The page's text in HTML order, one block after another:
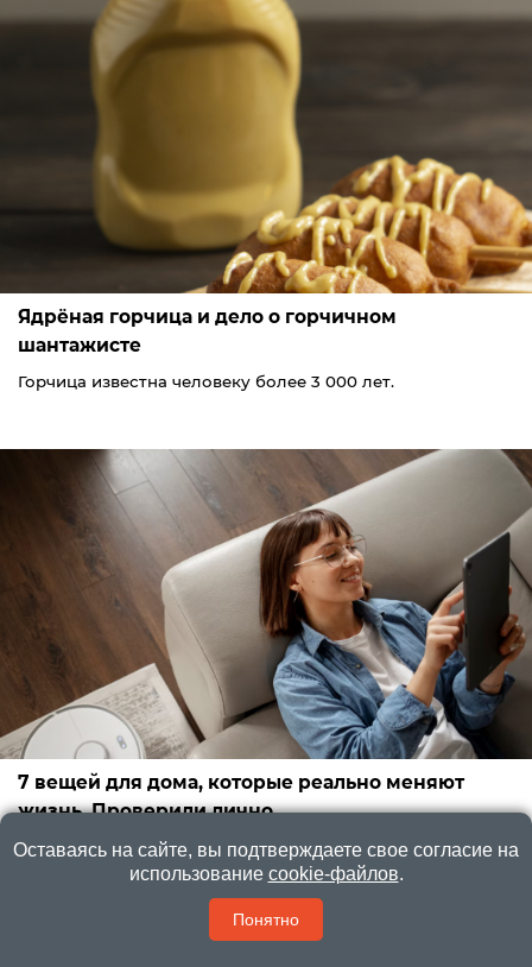
Ядрёная горчица и дело о горчичном
шантажисте
Горчица известна человеку более 3 000 лет.
7 вещей для дома, которые реально меняют
жизнь. Проверили лично
Классные и удобные вещи для дома
Оставаясь на сайте, вы подтверждаете свое согласие на
использование cookie-файлов.
Понятно